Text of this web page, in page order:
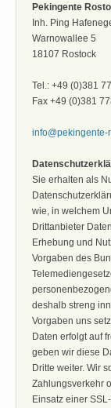
Pekingente
Inh. Ping
Warnowallee 5
18107 Rostock
Tel.: +49 (0)381
Fax +49 (0)381
info@pekingente-
Sie erhalten als
wie, in welchem
Drittanbieter
Erhebung und
Vorgaben des
deshalb streng
Vorgaben uns
Daten erfolgt auf
geben wir diese
Dritte weiter. Wir
Zahlungsverkehr
Einsatz einer